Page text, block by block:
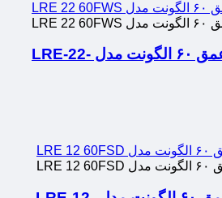
رک ایستاده ۲۲ یونیت عمق ۶۰ الگونت مدل LRE-22-